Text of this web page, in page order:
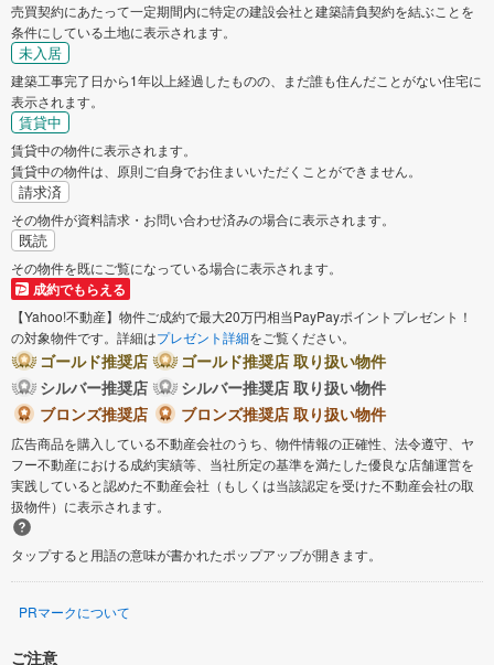
売買契約にあたって一定期間内に特定の建設会社と建築請負契約を結ぶことを
条件にしている土地に表示されます。
未入居
建築工事完了日から1年以上経過したものの、まだ誰も住んだことがない住宅に
表示されます。
賃貸中
賃貸中の物件に表示されます。
賃貸中の物件は、原則ご自身でお住まいいただくことができません。
請求済
その物件が資料請求・お問い合わせ済みの場合に表示されます。
既読
その物件を既にご覧になっている場合に表示されます。
成約でもらえる
【Yahoo!不動産】物件ご成約で最大20万円相当PayPayポイントプレゼント！
の対象物件です。詳細はプレゼント詳細をご覧ください。
ゴールド推奨店
ゴールド推奨店 取り扱い物件
シルバー推奨店
シルバー推奨店 取り扱い物件
ブロンズ推奨店
ブロンズ推奨店 取り扱い物件
広告商品を購入している不動産会社のうち、物件情報の正確性、法令遵守、ヤ
フー不動産における成約実績等、当社所定の基準を満たした優良な店舗運営を
実践していると認めた不動産会社（もしくは当該認定を受けた不動産会社の取
扱物件）に表示されます。
タップすると用語の意味が書かれたポップアップが開きます。
PRマークについて
ご注意